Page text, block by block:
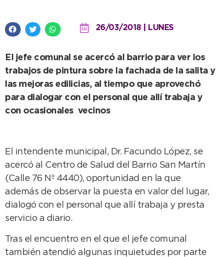
26/03/2018 | LUNES
El jefe comunal se acercó al barrio para ver los
trabajos de pintura sobre la fachada de la salita y
las mejoras edilicias, al tiempo que aprovechó
para dialogar con el personal que allí trabaja y
con ocasionales vecinos
El intendente municipal, Dr. Facundo López, se
acercó al Centro de Salud del Barrio San Martín
(Calle 76 Nº 4440), oportunidad en la que
además de observar la puesta en valor del lugar,
dialogó con el personal que allí trabaja y presta
servicio a diario.
Tras el encuentro en el que el jefe comunal
también atendió algunas inquietudes por parte